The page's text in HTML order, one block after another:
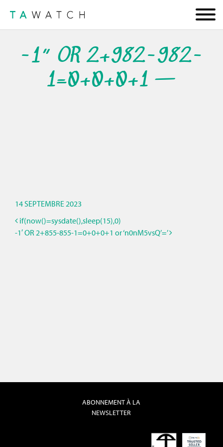
-1″ OR 2+982-982-
1=0+0+0+1 —
14 SEPTEMBRE 2023
if(now()=sysdate(),sleep(15),0)
-1′ OR 2+855-855-1=0+0+0+1 or ‘n0nM5vsQ’=’
ABONNEMENT À LA
NEWSLETTER